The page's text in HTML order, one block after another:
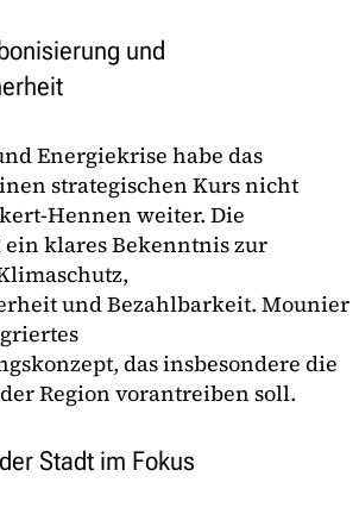
und
Energiekrise habe das
strategischen Kurs nicht
Hennen weiter. Die
klares Bekenntnis zur
und Bezahlbarkeit. Mounier
das insbesondere die
Region vorantreiben soll.
Stadt im Fokus